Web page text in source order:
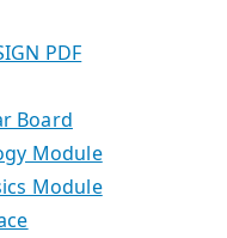
PDF
Board
Module
Module